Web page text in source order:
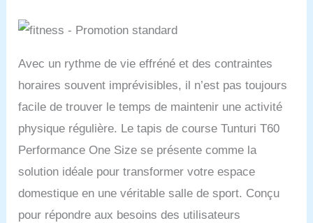
Avec un rythme de vie effréné et des contraintes
horaires souvent imprévisibles, il n’est pas toujours
facile de trouver le temps de maintenir une activité
physique régulière. Le tapis de course Tunturi T60
Performance One Size se présente comme la
solution idéale pour transformer votre espace
domestique en une véritable salle de sport. Conçu
pour répondre aux besoins des utilisateurs